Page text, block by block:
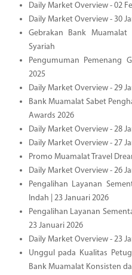
Daily Market Overview - 02
Daily Market Overview - 30
Gebrakan Bank Muamalat
Syariah
Pengumuman Pemenang
2025
Daily Market Overview - 29
Bank Muamalat Sabet
Awards 2026
Daily Market Overview - 28
Daily Market Overview - 27
Promo Muamalat Travel
Daily Market Overview - 26
Pengalihan Layanan
Indah | 23 Januari 2026
Pengalihan Layanan
23 Januari 2026
Daily Market Overview - 23
Unggul pada Kualitas
Bank Muamalat Konsisten